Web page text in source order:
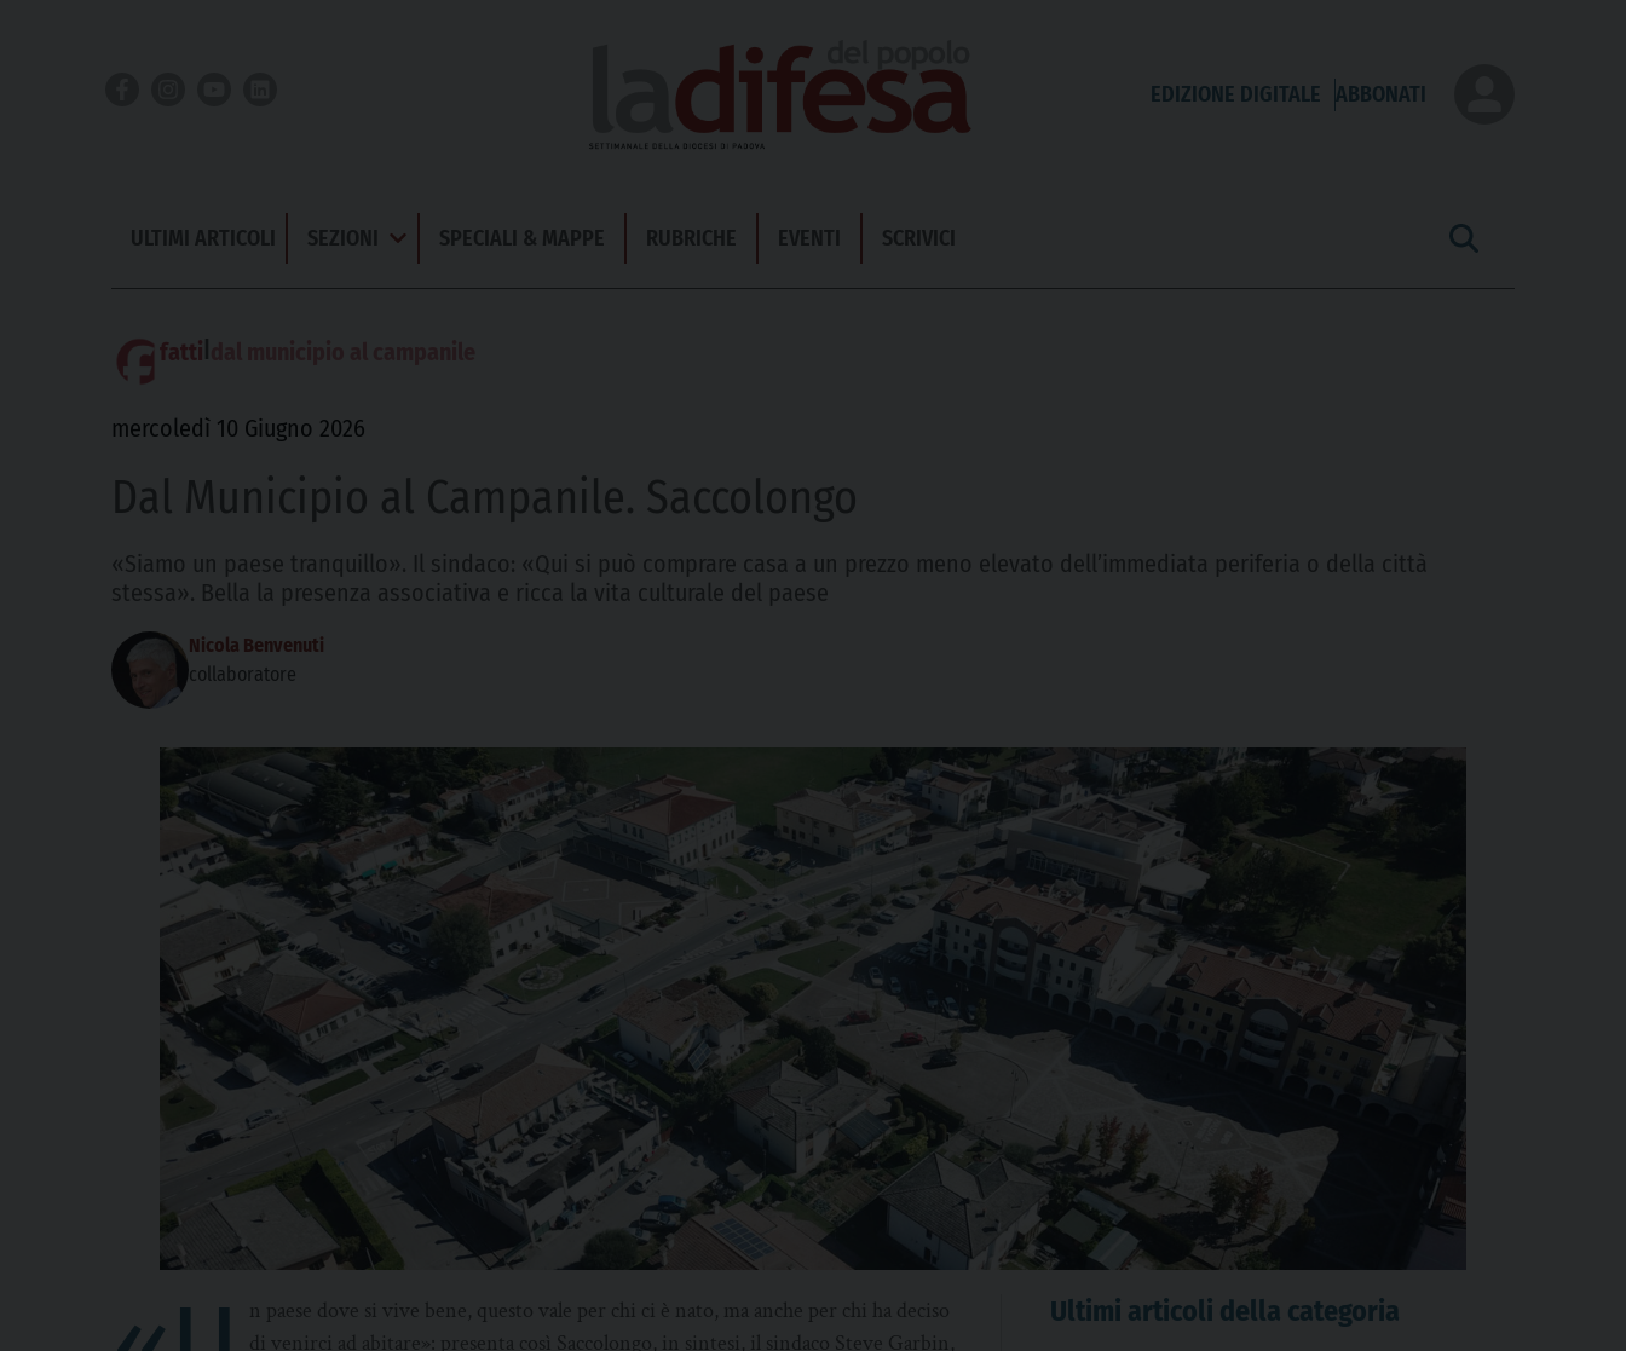
EDIZIONE DIGITALE ABBONATI
ULTIMI ARTICOLI SEZIONI
Apri
Menu
SPECIALI & MAPPE RUBRICHE EVENTI SCRIVICI
fatti
mercoledì 10 Giugno 2026
Dal Municipio al Campanile. Saccolongo
«Siamo un paese tranquillo». Il sindaco: «Qui si può comprare casa a un prezzo meno elevato dell’immediata periferia o della città
stessa». Bella la presenza associativa e ricca la vita culturale del paese
Nicola Benvenuti
collaboratore
n paese dove si vive bene, questo vale per chi ci è nato, ma anche per chi ha deciso
di venirci ad abitare»: presenta così Saccolongo, in sintesi, il sindaco Steve Garbin,
Ultimi articoli della categoria